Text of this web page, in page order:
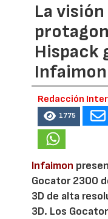
La
Hispack
Infaimon
Redacción
1775
Infaimon
Gocator 2300
3D de alta
3D. Los